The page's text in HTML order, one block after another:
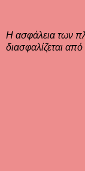
Η ασφάλεια των
διασφαλίζεται